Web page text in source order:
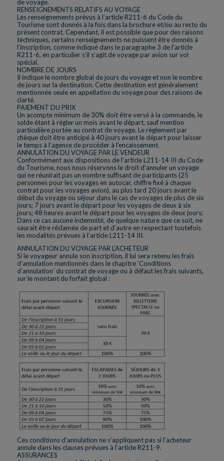
de voyage.
RENSEIGNEMENTS RELATIFS AU VOYAGE
Les renseignements prévus à l’article R211-6 du Code du
Tourisme sont donnés à la fois dans la brochure et/ou au recto du
présent contrat. Cependant, il est possible que pour des raisons
techniques, certains renseignements ne puissent être donnés à
l’inscription, comme indiqué dans le paragraphe 3 de l’article
R211-6, en particulier s’il s’agit de voyage par avion sur vol
spécial.
NOMBRE DE JOURS
Il indique le nombre global de jours du voyage et non le nombre
de jours sur la destination. Cette destination est généralement
mentionnée seule en appellation du voyage pour des raisons de
clarté.
PAIEMENT DU PRIX
Un acompte minimum de 30% doit être versé à la commande, le
solde étant à régler un mois avant le départ, sauf mention
particulière portée au contrat de voyage. Le règlement par
chèque doit être anticipé à 40 jours avant le départ pour laisser
le temps à l’agence de procéder à l’encaissement.
ANNULATION DU VOYAGE PAR LE VENDEUR
Conformément aux dispositions de l’article L211-14 III du Code
du Tourisme, nous nous réservons le droit d’annuler un voyage
qui ne réunirait pas un nombre suffisant de participants (25
personnes pour les voyages en autocar, chiffre fixé à chaque
contrat pour les voyages avion), au plus tard 20 jours avant le
début du voyage ou séjour dans le cas de voyages de plus de six
jours; 7 jours avant le départ pour les voyages de deux à six
jours; 48 heures avant le départ pour les voyages de deux jours;
Dans ce cas aucune indemnité, de quelque nature que ce soit, ne
saurait être réclamée de part et d’autre en respectant toutefois
les modalités prévues à l’article L211-14 III.
ANNULATION DU VOYAGE PAR L’ACHETEUR
Si le voyageur annule son inscription, il lui sera retenu les frais
d’annulation mentionnés dans le chapitre ‘Conditions
d’annulation’ du contrat de voyage ou à défaut les frais suivants,
sur le montant du forfait global :
Ces conditions d’annulation ne s’appliquent pas si l’acheteur
annule dans les clauses prévues à l’article R211-9.
ASSURANCES